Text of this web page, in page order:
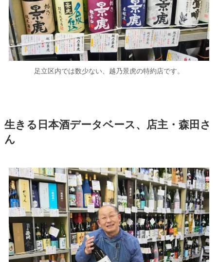
足立区内では数少ない、越乃景虎の特約店です。
生きる日本酒データベース、店主・森田さ
ん